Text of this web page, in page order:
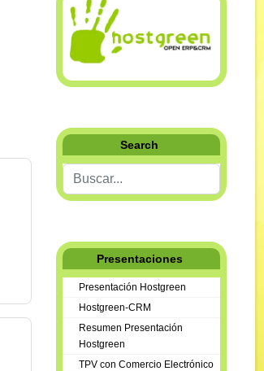
Search
Buscar...
Presentaciones
Presentación Hostgreen
Hostgreen-CRM
Resumen Presentación
Hostgreen
TPV con Comercio Electrónico